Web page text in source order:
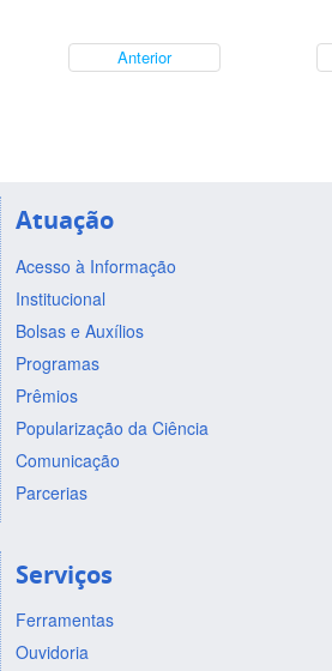
Anterior
Atuação
Acesso à Informação
Institucional
Bolsas e Auxílios
Programas
Prêmios
Popularização da Ciência
Comunicação
Parcerias
Serviços
Ferramentas
Ouvidoria